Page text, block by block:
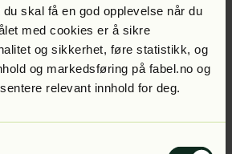
skal få en god opplevelse når du
med cookies er å sikre
og sikkerhet, føre statistikk, og
og markedsføring på fabel.no og
relevant innhold for deg.